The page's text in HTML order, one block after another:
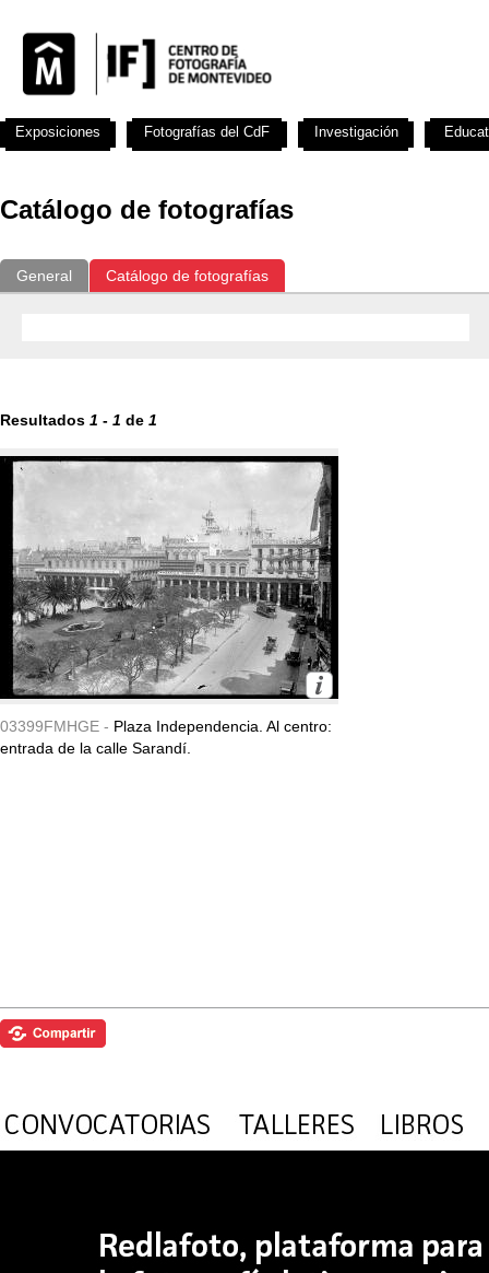
Catálogo de fotografías
General Catálogo de fotografías
Resultados 1 - 1 de 1
03399FMHGE - Plaza Independencia. Al centro:
entrada de la calle Sarandí.
Exposiciones Fotografías del CdF Investigación